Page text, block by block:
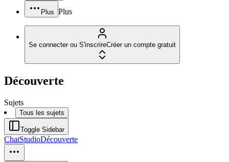
Plus Plus
Se connecter ou S'inscrireCréer un compte gratuit
Découverte
Sujets
Tous les sujets
Toggle Sidebar
ChatStudioDécouverte